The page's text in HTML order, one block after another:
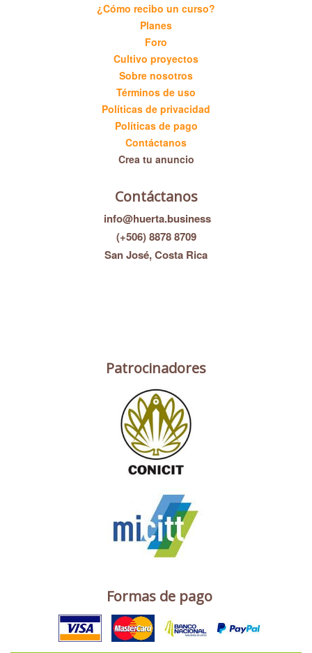
¿Cómo recibo un curso?
Planes
Foro
Cultivo proyectos
Sobre nosotros
Términos de uso
Políticas de privacidad
Políticas de pago
Contáctanos
Crea tu anuncio
Contáctanos
info@huerta.business
(+506) 8878 8709
San José, Costa Rica
Patrocinadores
Formas de pago